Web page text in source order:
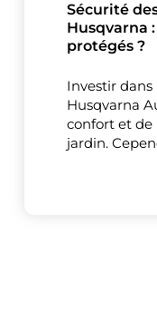
Sécurité
Husqvarna
protégés ?
Investir
Husqvarna
confort et
jardin.